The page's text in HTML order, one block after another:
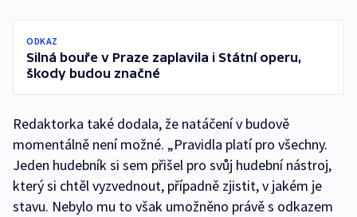
ODKAZ
Silná bouře v Praze zaplavila i Státní operu,
škody budou značné
Redaktorka také dodala, že natáčení v budově
momentálně není možné. „Pravidla platí pro všechny.
Jeden hudebník si sem přišel pro svůj hudební nástroj,
který si chtěl vyzvednout, případně zjistit, v jakém je
stavu. Nebylo mu to však umožněno právě s odkazem